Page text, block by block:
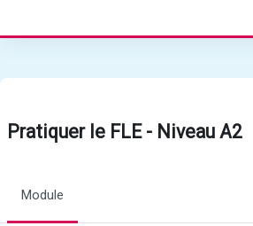
Pratiquer le FLE - Niveau A2
Module